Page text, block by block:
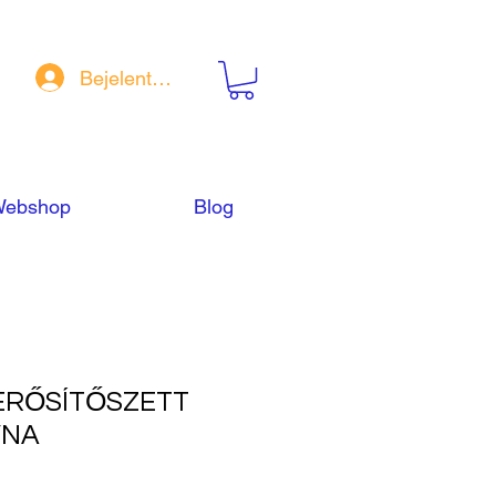
Bejelentkezés
Blog